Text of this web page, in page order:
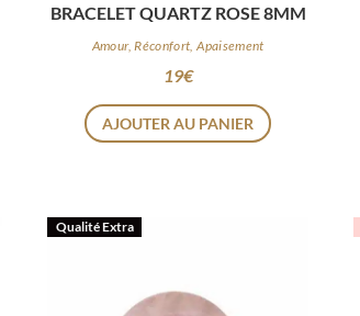
BRACELET QUARTZ ROSE 8MM
Amour, Réconfort, Apaisement
19€
AJOUTER AU PANIER
Qualité Extra